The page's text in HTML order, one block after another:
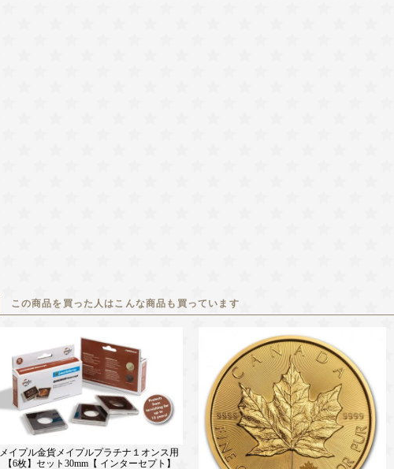
この商品を買った人はこんな商品も買っています
メイプル金貨メイプルプラチナ１オンス用
【6枚】セット30mm【 インターセプト】